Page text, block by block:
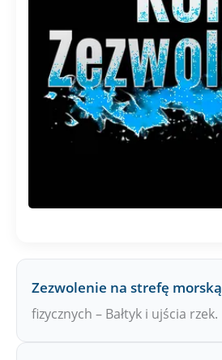
Zezwolenie na strefę morską
fizycznych – Bałtyk i ujścia rzek.